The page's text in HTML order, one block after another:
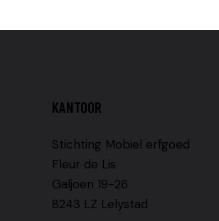
KANTOOR
Stichting Mobiel erfgoed
Fleur de Lis
Galjoen 19-26
8243 LZ Lelystad